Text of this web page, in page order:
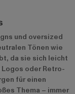
und oversized
Tönen wie
da sie sich leicht
oder Retro-
für einen
Thema – immer